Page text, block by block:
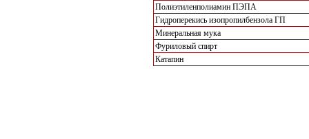
Полиэтиленполиамин ПЭПА
Гидроперекись изопропилбензола ГП
Минеральная мука
Фуриловый спирт
Катапин